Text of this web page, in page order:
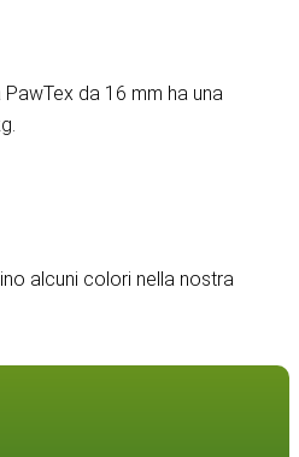
da 16 mm ha una
alcuni colori nella nostra